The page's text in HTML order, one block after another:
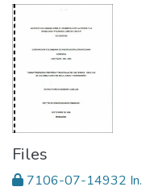
Files
7106-07-14932